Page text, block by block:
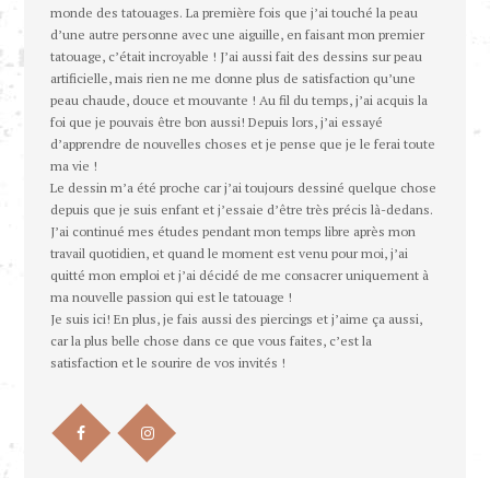
monde des tatouages. La première fois que j’ai touché la peau
d’une autre personne avec une aiguille, en faisant mon premier
tatouage, c’était incroyable ! J’ai aussi fait des dessins sur peau
artificielle, mais rien ne me donne plus de satisfaction qu’une
peau chaude, douce et mouvante ! Au fil du temps, j’ai acquis la
foi que je pouvais être bon aussi! Depuis lors, j’ai essayé
d’apprendre de nouvelles choses et je pense que je le ferai toute
ma vie !
Le dessin m’a été proche car j’ai toujours dessiné quelque chose
depuis que je suis enfant et j’essaie d’être très précis là-dedans.
J’ai continué mes études pendant mon temps libre après mon
travail quotidien, et quand le moment est venu pour moi, j’ai
quitté mon emploi et j’ai décidé de me consacrer uniquement à
ma nouvelle passion qui est le tatouage !
Je suis ici! En plus, je fais aussi des piercings et j’aime ça aussi,
car la plus belle chose dans ce que vous faites, c’est la
satisfaction et le sourire de vos invités !